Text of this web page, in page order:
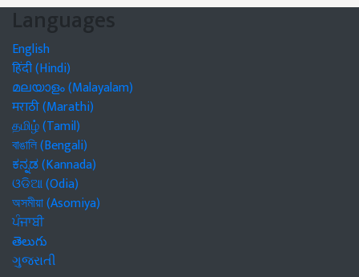
Languages
English
हिंदी (Hindi)
മലയാളം (Malayalam)
मराठी (Marathi)
தமிழ் (Tamil)
বাঙালি (Bengali)
ಕನ್ನಡ (Kannada)
ଓଡିଆ (Odia)
অসমীয়া (Asomiya)
ਪੰਜਾਬੀ
తెలుగు
ગુજરાતી